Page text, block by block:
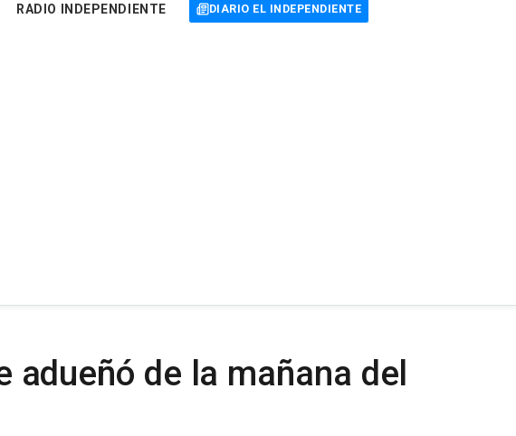
RADIO INDEPENDIENTE DIARIO EL INDEPENDIENTE
adueñó de la mañana del